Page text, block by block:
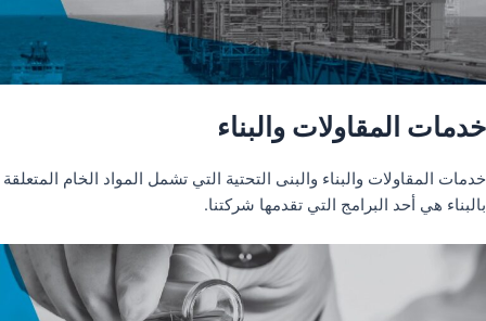
خدمات المقاولات والبناء
خدمات المقاولات والبناء والبنى التحتية التي تشمل المواد الخام المتعلقة
بالبناء هي أحد البرامج التي تقدمها شركتنا.